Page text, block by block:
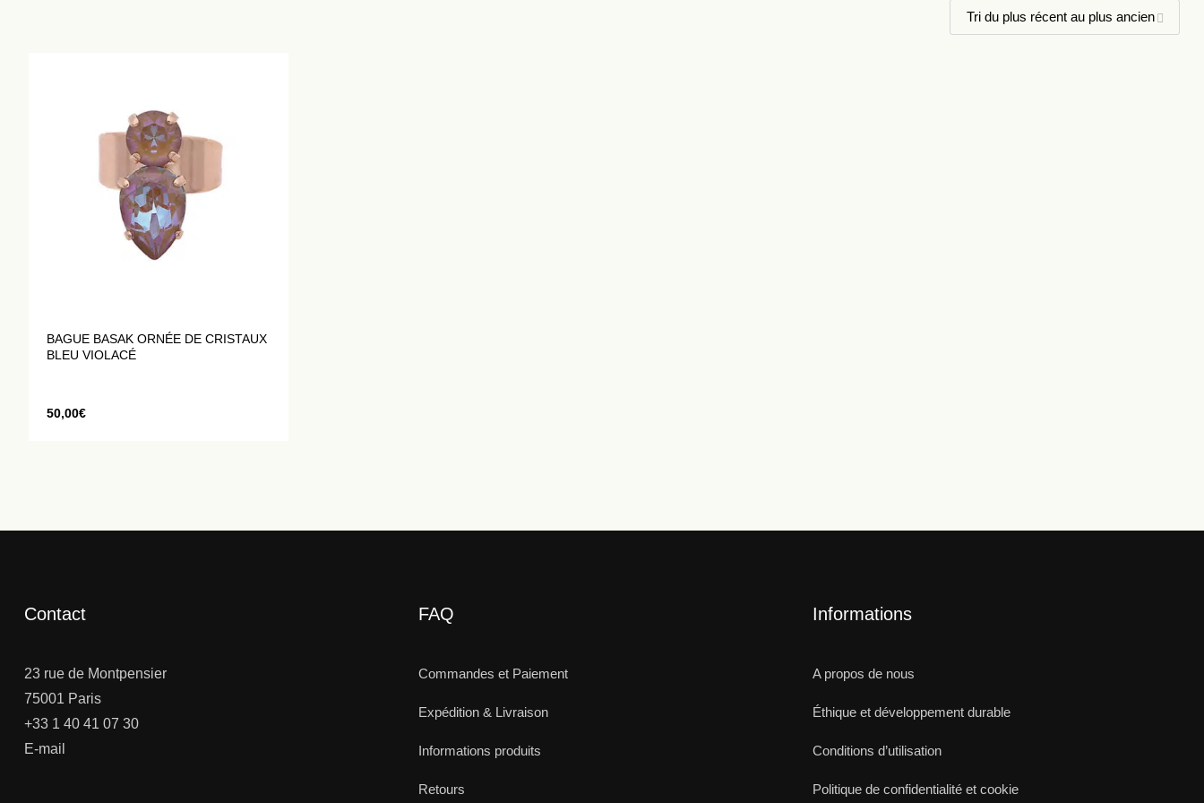
BAGUE BASAK ORNÉE DE CRISTAUX
BLEU VIOLACÉ
50,00€
Contact
23 rue de Montpensier
75001 Paris
+33 1 40 41 07 30
E-mail
FAQ
Commandes et Paiement
Expédition & Livraison
Informations produits
Retours
Informations
A propos de nous
Éthique et développement durable
Conditions d’utilisation
Politique de confidentialité et cookie